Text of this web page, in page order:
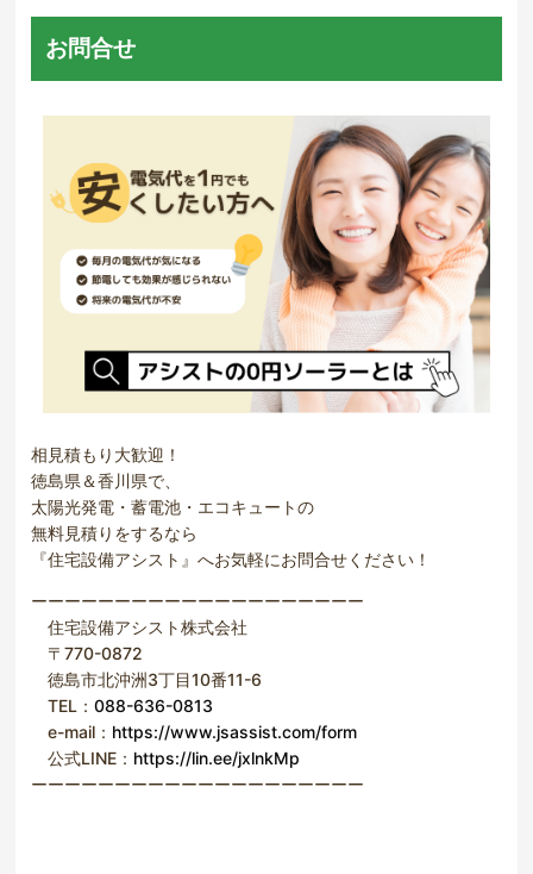
お問合せ
相見積もり大歓迎！
徳島県＆香川県で、
太陽光発電・蓄電池・エコキュートの
無料見積りをするなら
『住宅設備アシスト』へお気軽にお問合せください！
ーーーーーーーーーーーーーーーーーーーー
住宅設備アシスト株式会社
〒770-0872
徳島市北沖洲3丁目10番11-6
TEL：088-636-0813
e-mail： https://www.jsassist.com/form
公式LINE： https://lin.ee/jxlnkMp
ーーーーーーーーーーーーーーーーーーーー